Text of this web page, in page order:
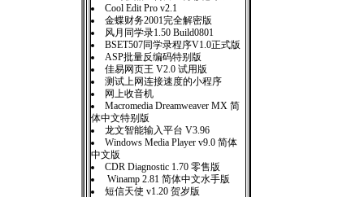
Cool Edit Pro v2.1
金蝶财务2001完全解密版
风月同学录1.50 Build0801
BSET507同学录程序V1.0正式版
ASP批量反编码特别版
佳易网页王 V2.0 试用版
测试上网连接速度的小程序
网上收音机
Macromedia Dreamweaver MX 简
体中文特别版
龙文智能输入平台 V3.96
Windows Media Player v9.0 简体
中文版
CDR Diagnostic 1.70 零售版
Winamp 2.81 简体中文水手版
短信天使 v1.20 贺岁版